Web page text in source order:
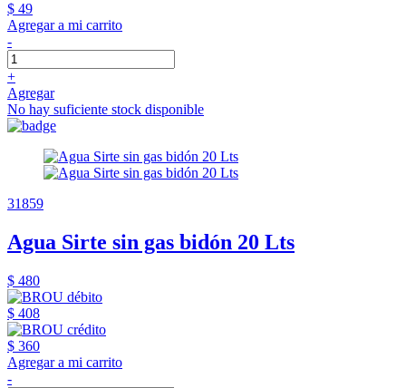
$ 49
Agregar a mi carrito
-
+
Agregar
No hay suficiente stock disponible
31859
Agua Sirte sin gas bidón 20 Lts
$ 480
$ 408
$ 360
Agregar a mi carrito
-